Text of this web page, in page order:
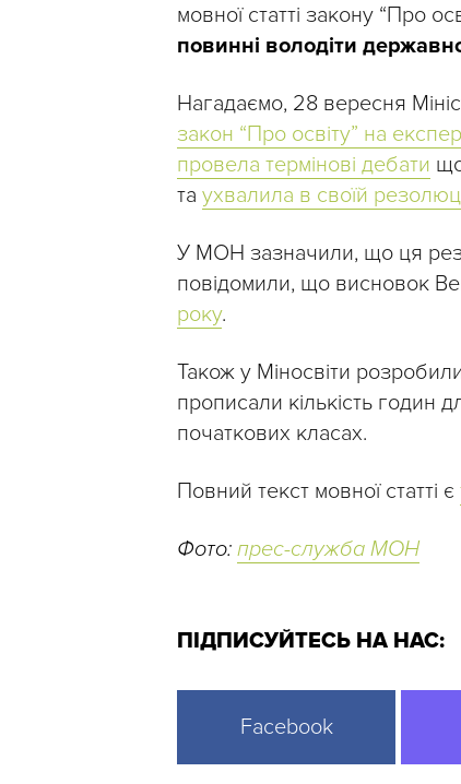
мовної статті закону “Про
повинні володіти
Нагадаємо, 28 вересня
закон “Про освіту” на
провела термінові дебати
та ухвалила в своїй
У МОН зазначили, що ця
повідомили, що висновок
року.
Також у Міносвіти
прописали кількість
початкових класах.
Повний текст мовної статті є
Фото: прес-служба МОН
ПІДПИСУЙТЕСЬ НА НАС:
Facebook